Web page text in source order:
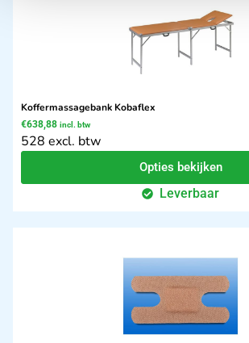
Koffermassagebank Kobaflex
€638,88 incl. btw
528 excl. btw
Opties bekijken
Leverbaar